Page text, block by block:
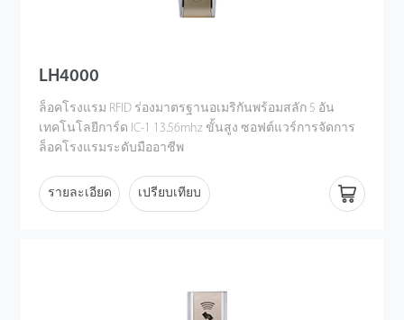
LH4000
ล็อคโรงแรม RFID ร่องมาตรฐานอเมริกันพร้อมสลัก 5 อัน
เทคโนโลยีการ์ด IC-1 13.56mhz ขั้นสูง ซอฟต์แวร์การจัดการ
ล็อคโรงแรมระดับมืออาชีพ
รายละเอียด เปรียบเทียบ